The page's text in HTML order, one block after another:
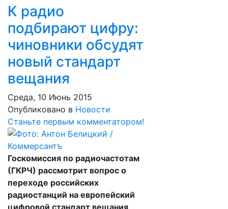
К радио
подбирают цифру:
чиновники обсудят
новый стандарт
вещания
Среда, 10 Июнь 2015
Опубликовано в Новости
Станьте первым комментатором!
Госкомиссия по радиочастотам
(ГКРЧ) рассмотрит вопрос о
переходе российских
радиостанций на европейский
цифровой стандарт вещания